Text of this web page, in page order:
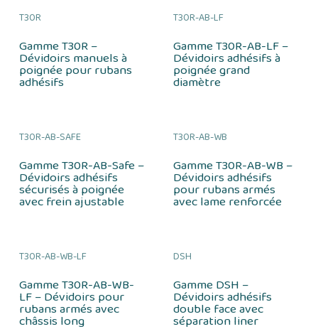
T30R
Gamme T30R –
Dévidoirs manuels à
poignée pour rubans
adhésifs
T30R-AB-LF
Gamme T30R-AB-LF –
Dévidoirs adhésifs à
poignée grand
diamètre
T30R-AB-SAFE
Gamme T30R-AB-Safe –
Dévidoirs adhésifs
sécurisés à poignée
avec frein ajustable
T30R-AB-WB
Gamme T30R-AB-WB –
Dévidoirs adhésifs
pour rubans armés
avec lame renforcée
T30R-AB-WB-LF
Gamme T30R-AB-WB-
LF – Dévidoirs pour
rubans armés avec
châssis long
DSH
Gamme DSH –
Dévidoirs adhésifs
double face avec
séparation liner